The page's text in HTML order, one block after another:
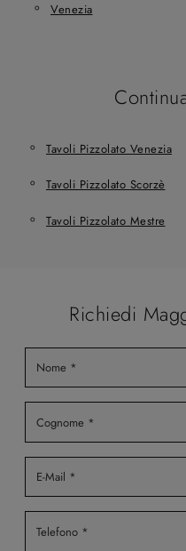
Venezia
Tavoli Pizzolato Venezia
Tavoli Pizzolato Scorzè
Tavoli Pizzolato Mestre
Richiedi